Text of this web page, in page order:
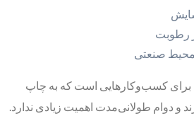
سایش
رطوبت
محیط صنعتی
برای کسب‌وکارهایی است که به چاپ
و دوام طولانی‌مدت اهمیت زیادی ندارد.